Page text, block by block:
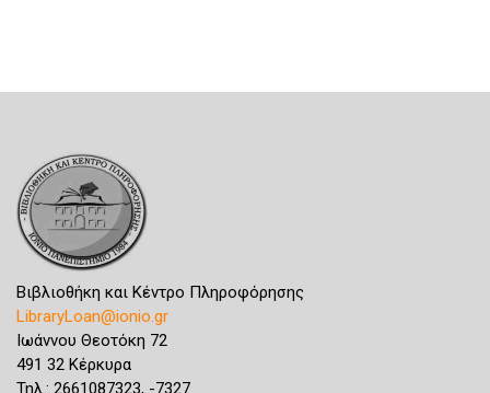
Βιβλιοθήκη και Κέντρο Πληροφόρησης
LibraryLoan@ionio.gr
Ιωάννου Θεοτόκη 72
491 32 Κέρκυρα
Τηλ.: 2661087323, -7327